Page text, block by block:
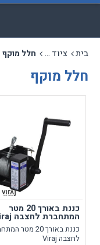
בית ציוד עבודה בגובה - רתמות, בולמי נפילה וקו חיים חלל מוקף
חלל מוקף
כננת באורך 20 מטר
המתחברת לחצבה Viraj
כננת באורך 20 מטר
לחצבה Viraj